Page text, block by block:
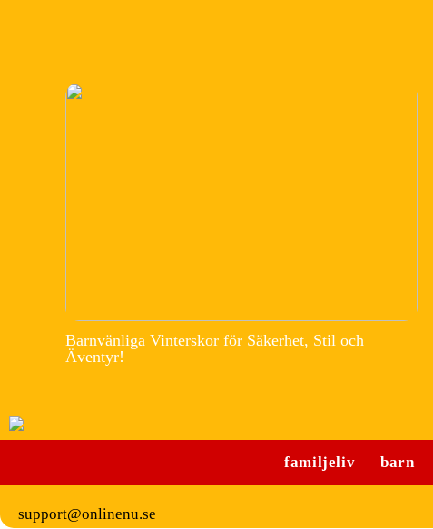
Barnvänliga Vinterskor för Säkerhet, Stil och
Äventyr!
familjeliv barn
support@onlinenu.se